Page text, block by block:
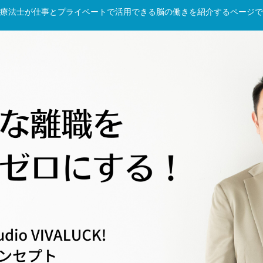
法士が仕事とプライベートで活用できる脳の働きを紹介するページ